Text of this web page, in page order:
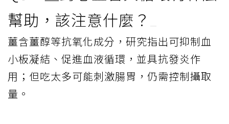
幫助，該注意什麼？
薑含薑醇等抗氧化成分，研究指出可抑制血
小板凝結、促進血液循環，並具抗發炎作
用；但吃太多可能刺激腸胃，仍需控制攝取
量。